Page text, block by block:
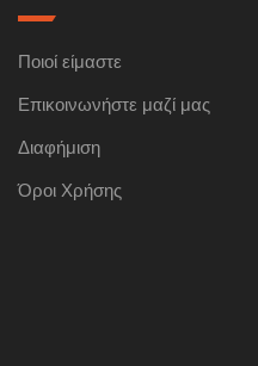
Ποιοί είμαστε
Επικοινωνήστε μαζί μας
Διαφήμιση
Όροι Χρήσης